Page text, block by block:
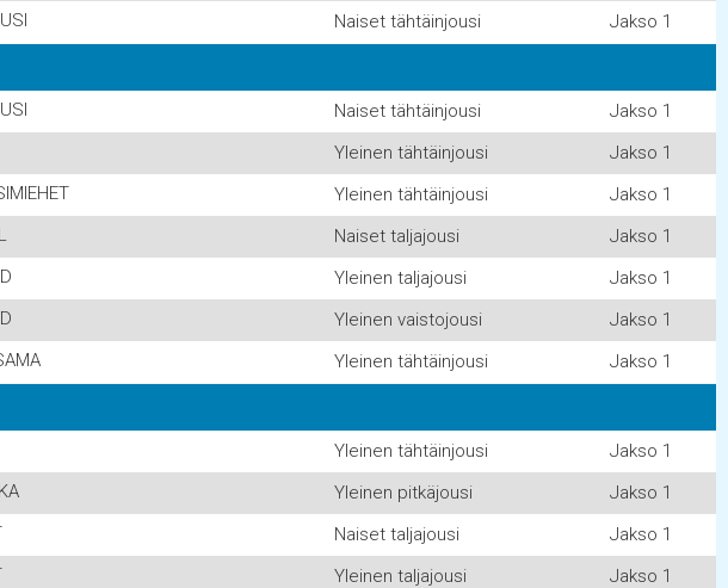
Naiset tähtäinjousi Jakso 1
Naiset tähtäinjousi
Jakso 1
Yleinen tähtäinjousi
Jakso 1
Yleinen tähtäinjousi
Jakso 1
Naiset taljajousi
Jakso 1
Yleinen taljajousi
Jakso 1
Yleinen vaistojousi
Jakso 1
Yleinen tähtäinjousi Jakso 1
Yleinen tähtäinjousi
Jakso 1
Yleinen pitkäjousi
Jakso 1
Naiset taljajousi
Jakso 1
Yleinen taljajousi
Jakso 1